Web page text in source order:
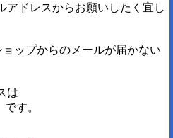
アドレスからお願いしたく宜し
ップからのメールが届かない
は
す。